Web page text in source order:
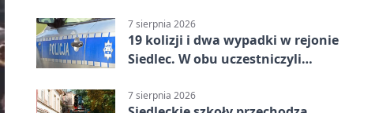
7 sierpnia 2026
19 kolizji i dwa wypadki w rejonie
Siedlec. W obu uczestniczyli
7 sierpnia 2026